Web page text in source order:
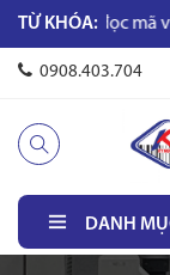
TỪ KHÓA:
Máy đọc mã vạch
0908.403.704
DANH